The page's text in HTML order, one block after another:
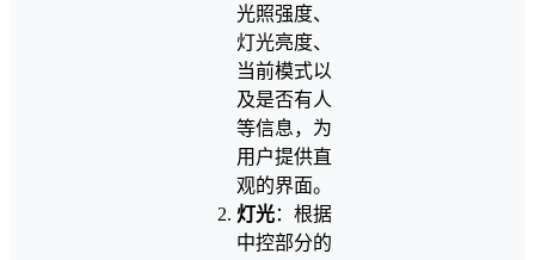
光照强度、
灯光亮度、
当前模式以
及是否有人
等信息，为
用户提供直
观的界面。
灯光：根据
中控部分的